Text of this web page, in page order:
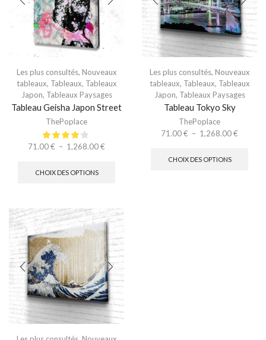
Les plus consultés, Nouveaux
tableaux, Tableaux, Tableaux
Japon, Tableaux Paysages
Tableau Geisha Japon Street
ThePoplace
71.00€ – 1,268.00€
CHOIX DES OPTIONS
Les plus consultés, Nouveaux
tableaux, Tableaux, Tableaux
Japon, Tableaux Paysages
Tableau Tokyo Sky
ThePoplace
71.00€ – 1,268.00€
CHOIX DES OPTIONS